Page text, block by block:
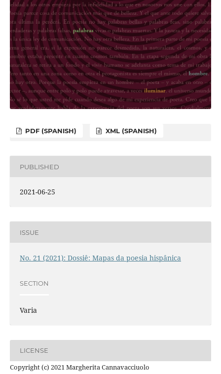
PDF (SPANISH) XML (SPANISH)
PUBLISHED
2021-06-25
ISSUE
No. 21 (2021): Dossiê: Mapas da poesia hispânica
SECTION
Varia
LICENSE
Copyright (c) 2021 Margherita Cannavacciuolo